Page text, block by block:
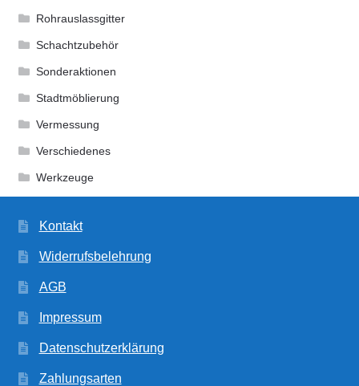
Rohrauslassgitter
Schachtzubehör
Sonderaktionen
Stadtmöblierung
Vermessung
Verschiedenes
Werkzeuge
Kontakt
Widerrufsbelehrung
AGB
Impressum
Datenschutzerklärung
Zahlungsarten